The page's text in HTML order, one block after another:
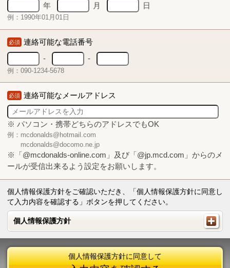
年
月 日
例：1990年01月01日
必須 連絡可能な電話番号
-
-
例：090-1234-5678
必須 連絡可能なメールアドレス
※ パソコン・携帯どちらのアドレスでもOK
例：mcdonalds@hotmail.com
mcdonalds@docomo.ne.jp
※「@mcdonalds-online.com」及び「@jp.mcd.com」からのメ
ールが受信出来るよう設定をお願いします。
個人情報保護方針をご確認いただき、「個人情報保護方針に同意し
て入力内容を確認する」ボタンを押してください。
個人情報保護方針
個人情報保護方針
個人情報保護方針に同意して